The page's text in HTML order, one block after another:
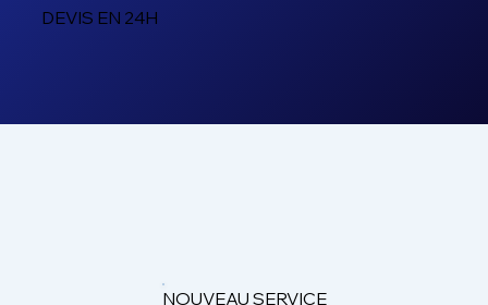
DEVIS EN 24H
NOUVEAU SERVICE